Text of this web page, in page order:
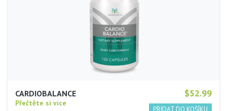
$52.99
CARDIOBALANCE
Přečtěte si více